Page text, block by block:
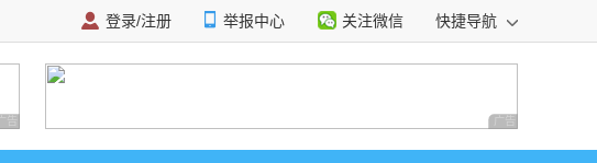
登录/注册 举报中心 关注微信 快捷导航
广告 商业广告，理性选择 广告 商业广告，理